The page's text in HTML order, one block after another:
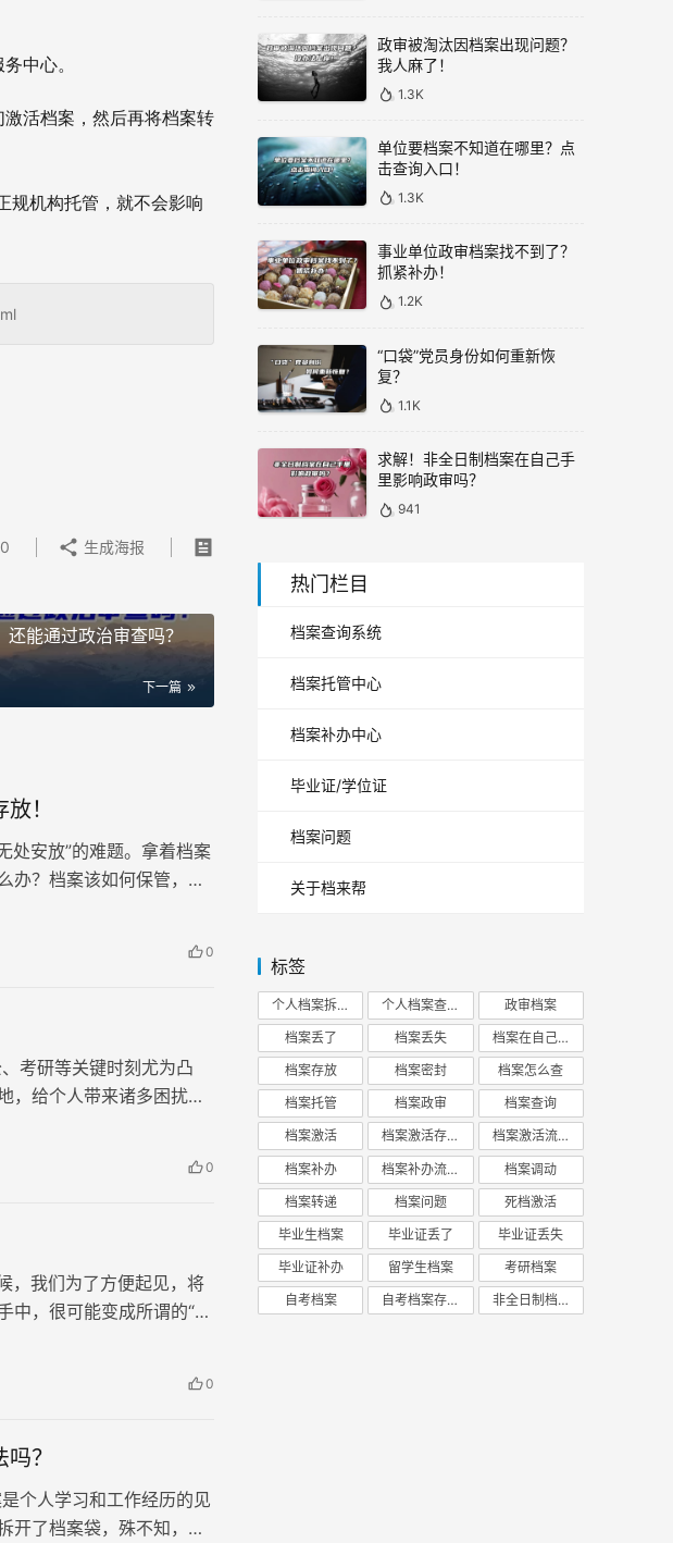
中心。
活档案，然后再将档案转
规机构托管，就不会影响
0 生成海报
能通过政治审查吗？
下一篇
！
安放”的难题。拿着档案
办？档案该如何保管，才
0
考研等关键时刻尤为凸
，给个人带来诸多困扰和
0
，我们为了方便起见，将
中，很可能变成所谓的“死
0
？
个人学习和工作经历的见
开了档案袋，殊不知，这
政审被淘汰因档案出现问题？
我人麻了！
1.3K
单位要档案不知道在哪里？点
击查询入口！
1.3K
事业单位政审档案找不到了？
抓紧补办！
1.2K
“口袋”党员身份如何重新恢
复？
1.1K
求解！非全日制档案在自己手
里影响政审吗？
941
热门栏目
档案查询系统
档案托管中心
档案补办中心
毕业证/学位证
档案问题
关于档来帮
标签
个人档案拆开 个人档案查询 政审档案
档案丢了 档案丢失 档案在自己手里
档案存放 档案密封 档案怎么查
档案托管 档案政审 档案查询
档案激活 档案激活存放 档案激活流程
档案补办 档案补办流程 档案调动
档案转递 档案问题 死档激活
毕业生档案 毕业证丢了 毕业证丢失
毕业证补办 留学生档案 考研档案
自考档案 自考档案存放 非全日制档案